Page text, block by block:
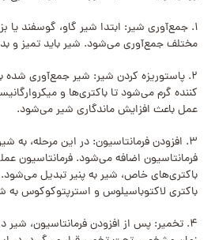
۱. جمع‌آوری شیر: ابتدا شیر گاو، گوسفند یا
مختلف جمع‌آوری می‌شود. شیر باید تمیز و
۲. پاستوریزه کردن شیر: شیر جمع‌آوری شده
کننده گرم می‌شود تا باکتری‌ها و
عمل باعث افزایش ماندگاری شیر می‌شود.
۳. افزودن فرمانتاسیون: در این مرحله، به
فرمانتاسیون اضافه می‌شود. فرمانتاسیون
باکتری‌های خاص، شیر به پنیر تبدیل
باکتری لاکتوباسیلوس و استرپتوکوکوس
۴. تخمیر: پس از افزودن فرمانتاسیون،